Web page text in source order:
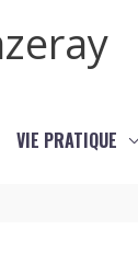
VIE PRATIQUE